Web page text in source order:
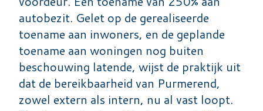
autobezit. Gelet op de gerealiseerde
toename aan inwoners, en de geplande
toename aan woningen nog buiten
beschouwing latende, wijst de praktijk uit
dat de bereikbaarheid van Purmerend,
zowel extern als intern, nu al vast loopt.